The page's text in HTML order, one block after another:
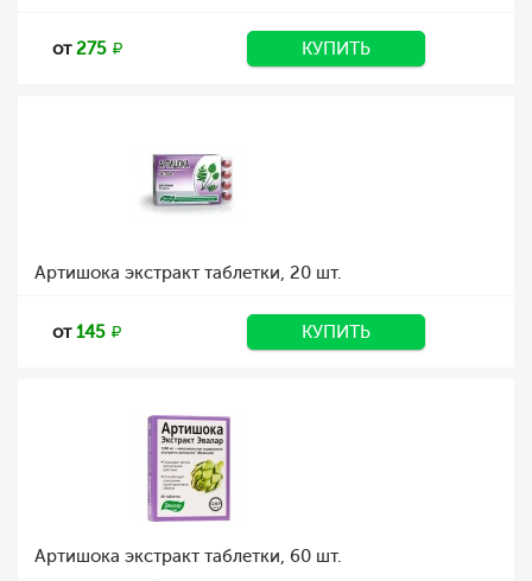
от275 КУПИТЬ
Артишока экстракт таблетки, 20 шт.
от145 КУПИТЬ
Артишока экстракт таблетки, 60 шт.